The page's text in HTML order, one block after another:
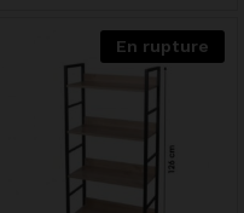
En rupture